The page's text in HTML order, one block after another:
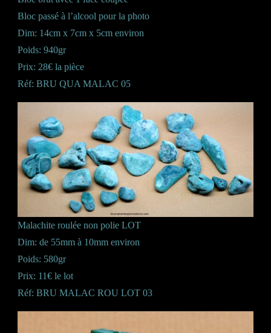
Bloc passé à l’alcool pour la photo
Dim: 14cm x 7cm x 5cm environ
Poids: 940gr
Prix: 28€ la pièce
Réf: BRU QUA MALAC 05
Malachite roulée non polie LOT
Dim: de 55mm à 10mm environ
Poids: 580gr
Prix: 11€ le lot
Réf: BRU MALAC ROU LOT 03